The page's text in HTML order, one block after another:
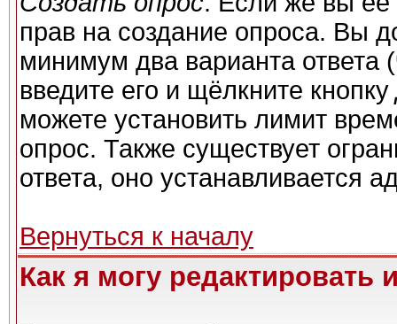
прав на создание опроса. Вы
минимум два варианта ответа
введите его и щёлкните кнопку
можете установить лимит
опрос. Также существует
ответа, оно устанавливается
Вернуться к началу
Как я могу редактировать